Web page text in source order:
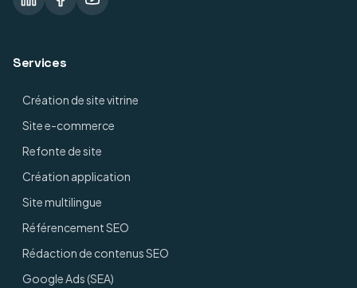
Services
Création de site vitrine
Site e-commerce
Refonte de site
Création application
Site multilingue
Référencement SEO
Rédaction de contenus SEO
Google Ads (SEA)